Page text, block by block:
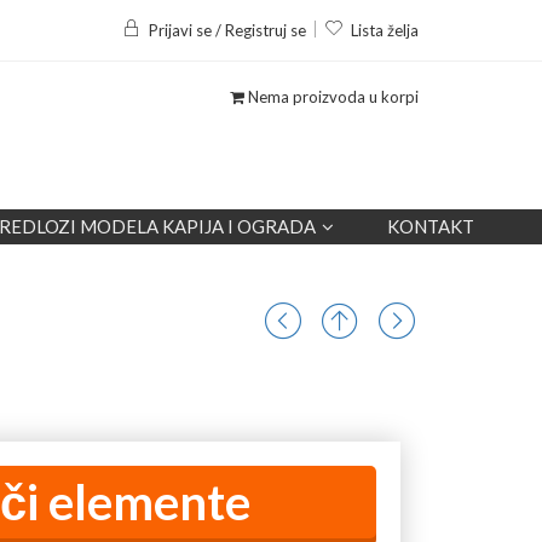
Prijavi se / Registruj se Lista želja
Nema proizvoda u korpi
MODELA KAPIJA I OGRADA KONTAKT
elemente